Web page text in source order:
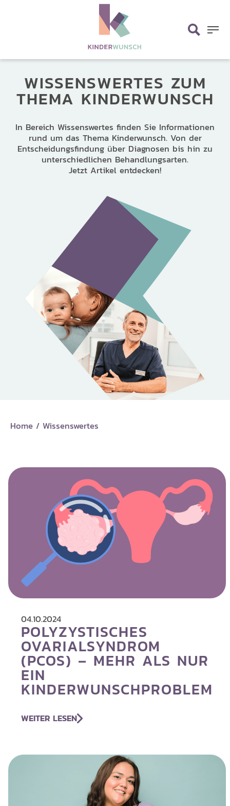
Menu
WISSENSWERTES ZUM
THEMA KINDERWUNSCH
In Bereich Wissenswertes finden Sie Informationen
rund um das Thema Kinderwunsch. Von der
Entscheidungsfindung über Diagnosen bis hin zu
unterschiedlichen Behandlungsarten.
Jetzt Artikel entdecken!
Home /Wissenswertes
04.10.2024
POLYZYSTISCHES
OVARIALSYNDROM
(PCOS) – MEHR ALS NUR
EIN
KINDERWUNSCHPROBLEM
WEITER LESEN